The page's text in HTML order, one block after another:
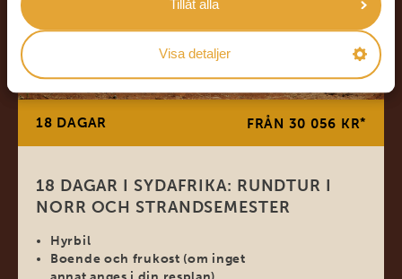
Tillåt alla
Visa detaljer
18 DAGAR FRÅN 30 056 KR*
18 DAGAR I SYDAFRIKA: RUNDTUR I
NORR OCH STRANDSEMESTER
Hyrbil
Boende och frukost (om inget